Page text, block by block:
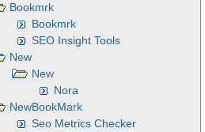
Bookmrk
Bookmrk
SEO Insight Tools
New
New
Nora
NewBookMark
Seo Metrics Checker